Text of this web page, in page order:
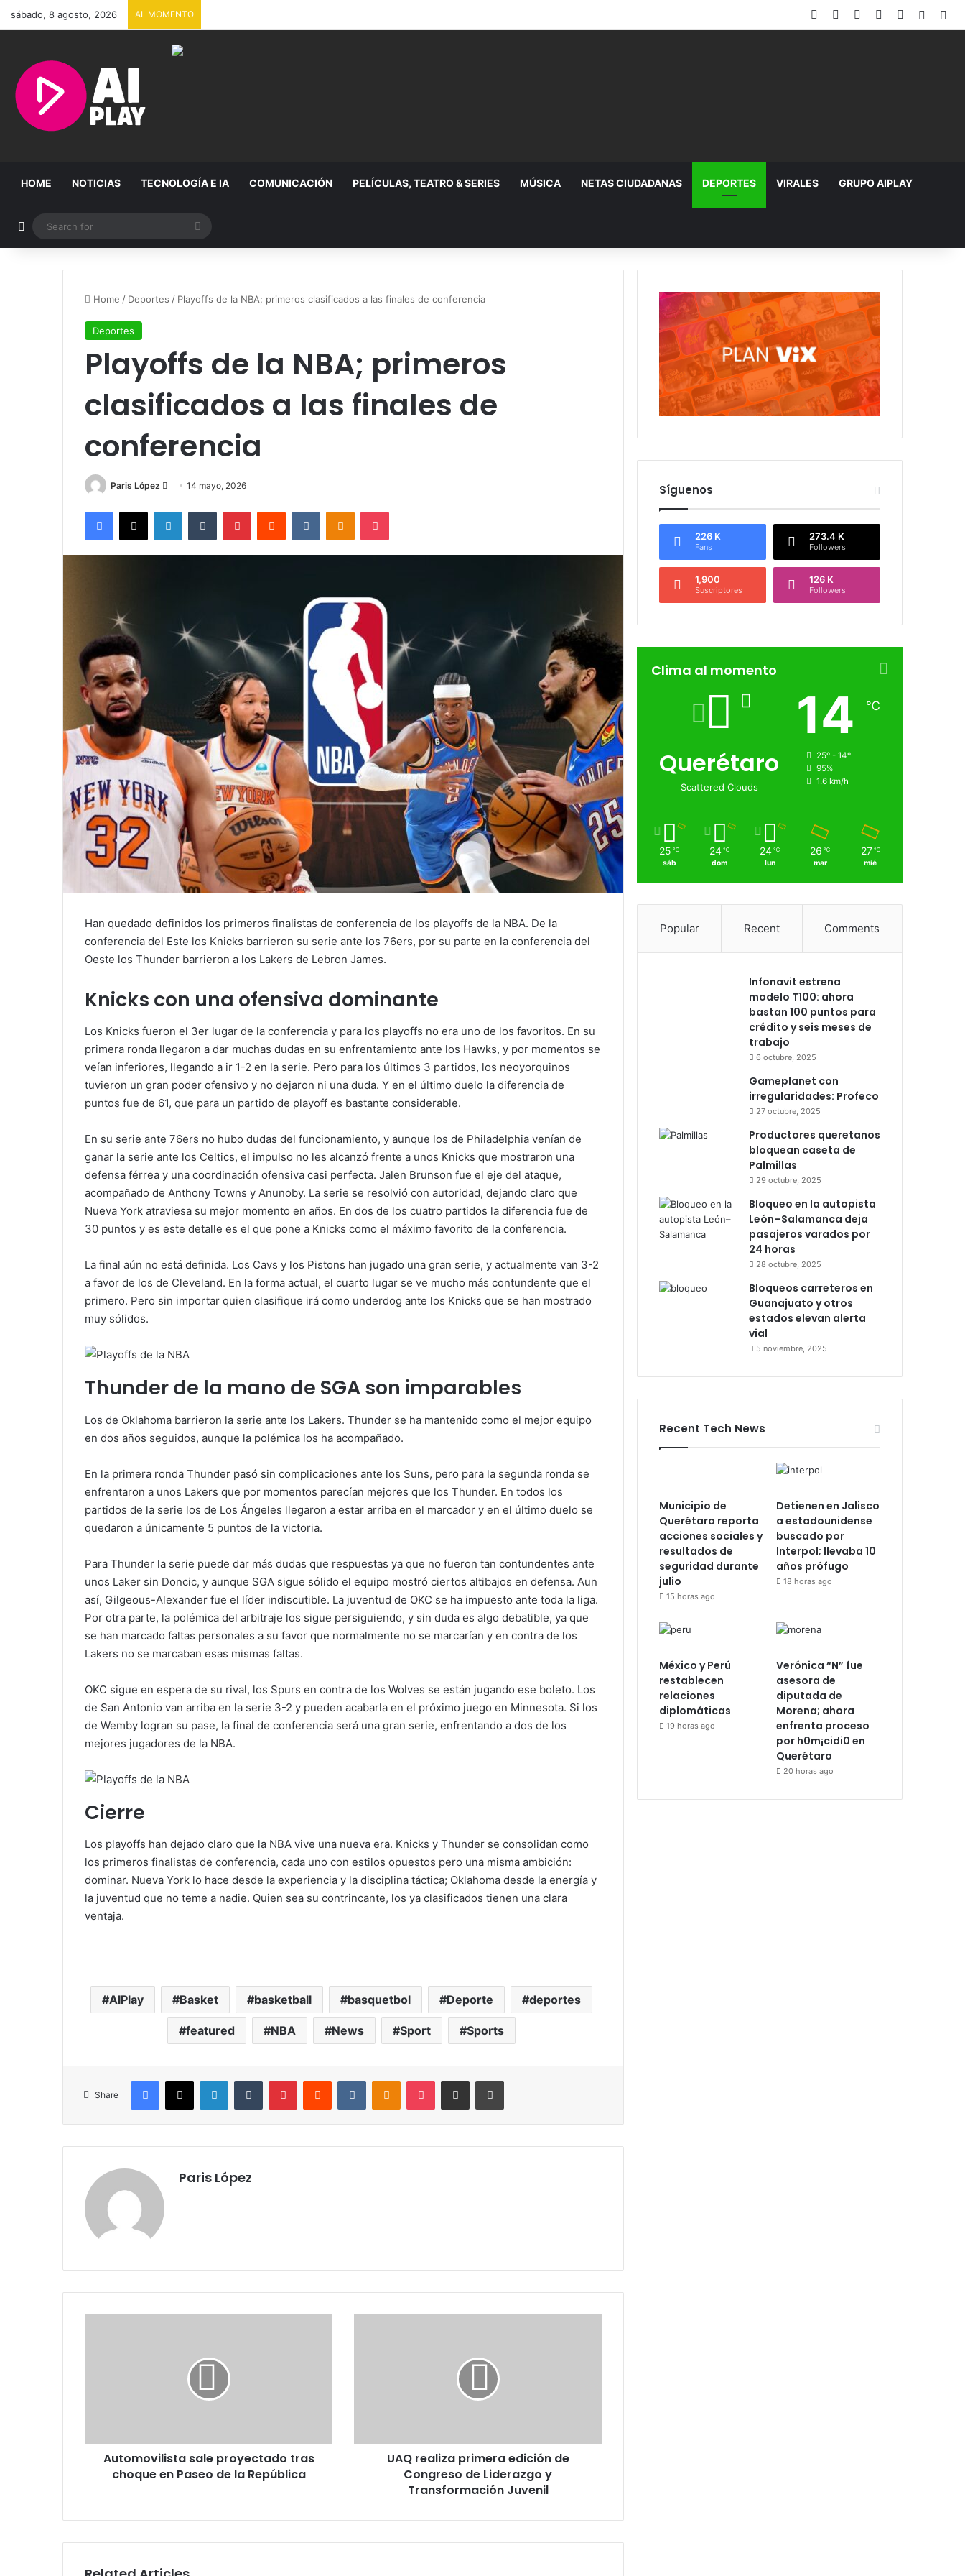
sábado, 8 agosto, 2026 AL MOMENTO Facebook YouTubeInstagram
TikTok
HOME NOTICIAS TECNOLOGÍA E IA COMUNICACIÓN PELÍCULAS, TEATRO & SERIES MÚSICA NETAS CIUDADANAS DEPORTES VIRALES GRUPO AIPLAY
Random Article
Search
for
Home / Deportes / Playoffs de la NBA; primeros clasificados a las finales de conferencia
Deportes
Playoffs de la NBA; primeros
clasificados a las finales de
conferencia
Paris López
Send
email
14 mayo, 2026
Facebook
X LinkedInTumblr PinterestReddit VKontakteOdnoklassniki
Pocket
Han quedado definidos los primeros finalistas de conferencia de los playoffs de la NBA. De la
conferencia del Este los Knicks barrieron su serie ante los 76ers, por su parte en la conferencia del
Oeste los Thunder barrieron a los Lakers de Lebron James.
Knicks con una ofensiva dominante
Los Knicks fueron el 3er lugar de la conferencia y para los playoffs no era uno de los favoritos. En su
primera ronda llegaron a dar muchas dudas en su enfrentamiento ante los Hawks, y por momentos se
veían inferiores, llegando a ir 1-2 en la serie. Pero para los últimos 3 partidos, los neoyorquinos
tuvieron un gran poder ofensivo y no dejaron ni una duda. Y en el último duelo la diferencia de
puntos fue de 61, que para un partido de playoff es bastante considerable.
En su serie ante 76ers no hubo dudas del funcionamiento, y aunque los de Philadelphia venían de
ganar la serie ante los Celtics, el impulso no les alcanzó frente a unos Knicks que mostraron una
defensa férrea y una coordinación ofensiva casi perfecta. Jalen Brunson fue el eje del ataque,
acompañado de Anthony Towns y Anunoby. La serie se resolvió con autoridad, dejando claro que
Nueva York atraviesa su mejor momento en años. En dos de los cuatro partidos la diferencia fue de
30 puntos y es este detalle es el que pone a Knicks como el máximo favorito de la conferencia.
La final aún no está definida. Los Cavs y los Pistons han jugado una gran serie, y actualmente van 3-2
a favor de los de Cleveland. En la forma actual, el cuarto lugar se ve mucho más contundente que el
primero. Pero sin importar quien clasifique irá como underdog ante los Knicks que se han mostrado
muy sólidos.
Thunder de la mano de SGA son imparables
Los de Oklahoma barrieron la serie ante los Lakers. Thunder se ha mantenido como el mejor equipo
en dos años seguidos, aunque la polémica los ha acompañado.
En la primera ronda Thunder pasó sin complicaciones ante los Suns, pero para la segunda ronda se
enfrentaron a unos Lakers que por momentos parecían mejores que los Thunder. En todos los
partidos de la serie los de Los Ángeles llegaron a estar arriba en el marcador y en el último duelo se
quedaron a únicamente 5 puntos de la victoria.
Para Thunder la serie puede dar más dudas que respuestas ya que no fueron tan contundentes ante
unos Laker sin Doncic, y aunque SGA sigue sólido el equipo mostró ciertos altibajos en defensa. Aun
así, Gilgeous-Alexander fue el líder indiscutible. La juventud de OKC se ha impuesto ante toda la liga.
Por otra parte, la polémica del arbitraje los sigue persiguiendo, y sin duda es algo debatible, ya que
se han marcado faltas personales a su favor que normalmente no se marcarían y en contra de los
Lakers no se marcaban esas mismas faltas.
OKC sigue en espera de su rival, los Spurs en contra de los Wolves se están jugando ese boleto. Los
de San Antonio van arriba en la serie 3-2 y pueden acabarla en el próximo juego en Minnesota. Si los
de Wemby logran su pase, la final de conferencia será una gran serie, enfrentando a dos de los
mejores jugadores de la NBA.
Cierre
Los playoffs han dejado claro que la NBA vive una nueva era. Knicks y Thunder se consolidan como
los primeros finalistas de conferencia, cada uno con estilos opuestos pero una misma ambición:
dominar. Nueva York lo hace desde la experiencia y la disciplina táctica; Oklahoma desde la energía y
la juventud que no teme a nadie. Quien sea su contrincante, los ya clasificados tienen una clara
ventaja.
AIPlay Basket basketball basquetbol Deporte deportes
featured NBA News Sport Sports
Share
Facebook
X LinkedInTumblr PinterestReddit VKontakteOdnoklassniki
Pocket Share via Email Print
Paris López
la
República
Automovilista sale proyectado tras
choque en Paseo de la República
y
Transformación
UAQ realiza primera edición de
Congreso de Liderazgo y
Transformación Juvenil
Síguenos
226 K
Fans
273.4 K
Followers
1,900
Suscriptores
126 K
Followers
Clima al momento
Querétaro
Scattered Clouds
14 ℃
25º - 14º
95%
1.6 km/h
25 ℃
sáb
24 ℃
dom
24 ℃
lun
26 ℃
mar
27 ℃
mié
Popular Recent Comments
Infonavit estrena
modelo T100: ahora
bastan 100 puntos para
crédito y seis meses de
trabajo
6 octubre, 2025
Gameplanet con
irregularidades: Profeco
27 octubre, 2025
Productores queretanos
bloquean caseta de
Palmillas
29 octubre, 2025
Bloqueo en la autopista
León–Salamanca deja
pasajeros varados por
24 horas
28 octubre, 2025
Bloqueos carreteros en
Guanajuato y otros
estados elevan alerta
vial
5 noviembre, 2025
Recent Tech News
Municipio de
Querétaro reporta
acciones sociales y
resultados de
seguridad durante
julio
15 horas ago
Detienen en Jalisco
a estadounidense
buscado por
Interpol; llevaba 10
años prófugo
18 horas ago
México y Perú
restablecen
relaciones
diplomáticas
19 horas ago
Verónica “N” fue
asesora de
diputada de
Morena; ahora
enfrenta proceso
por h0m¡cidi0 en
Querétaro
20 horas ago